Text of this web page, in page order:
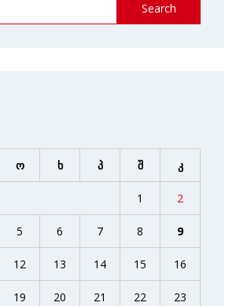
Search
ო ხ პ შ კ
1 2
5 6 7 8 9
12 13 14 15 16
19 20 21 22 23